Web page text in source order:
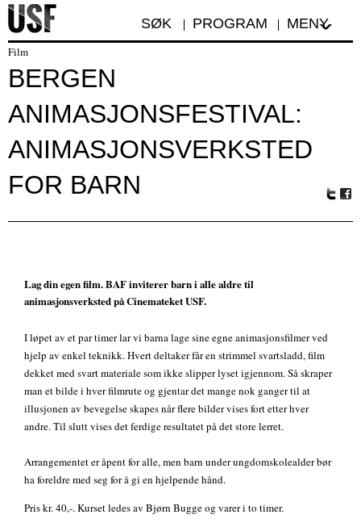
SØK PROGRAM MENY
Film
BERGEN
ANIMASJONSFESTIVAL:
ANIMASJONSVERKSTED
FOR BARN
Lag din egen film. BAF inviterer barn i alle aldre til
animasjonsverksted på Cinemateket USF.
I løpet av et par timer lar vi barna lage sine egne animasjonsfilmer ved
hjelp av enkel teknikk. Hvert deltaker får en strimmel svartsladd, film
dekket med svart materiale som ikke slipper lyset igjennom. Så skraper
man et bilde i hver filmrute og gjentar det mange nok ganger til at
illusjonen av bevegelse skapes når flere bilder vises fort etter hver
andre. Til slutt vises det ferdige resultatet på det store lerret.
Arrangementet er åpent for alle, men barn under ungdomskolealder bør
ha foreldre med seg for å gi en hjelpende hånd.
Pris kr. 40,-. Kurset ledes av Bjørn Bugge og varer i to timer.